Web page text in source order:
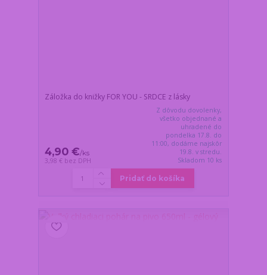
Záložka do knižky FOR YOU - SRDCE z lásky
4,90 €/ks
3,98 € bez DPH
Z dôvodu dovolenky,
všetko objednané a
uhradené do
pondelka 17.8. do
11:00, dodáme najskôr
19.8. v stredu.
Skladom 10 ks
Pridať do košíka